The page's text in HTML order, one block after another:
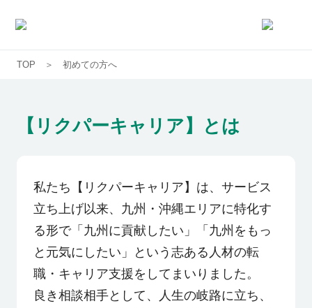
求人一覧
企業一覧
コラム
初めての方へ
コンサルタント紹介
TOP 初めての方へ
【リクパーキャリア】とは
私たち【リクパーキャリア】は、サービス
立ち上げ以来、九州・沖縄エリアに特化す
る形で「九州に貢献したい」「九州をもっ
と元気にしたい」という志ある人材の転
職・キャリア支援をしてまいりました。
良き相談相手として、人生の岐路に立ち、